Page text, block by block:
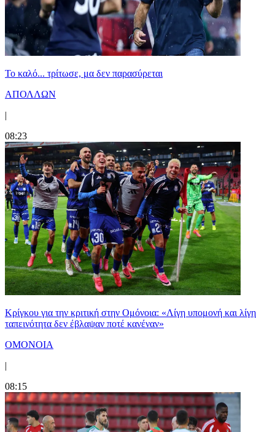
Το καλό... τρίτωσε, μα δεν παρασύρεται
ΑΠΟΛΛΩΝ
|
08:23
Κρίγκου για την κριτική στην Ομόνοια: «Λίγη υπομονή και λίγη
ταπεινότητα δεν έβλαψαν ποτέ κανέναν»
ΟΜΟΝΟΙΑ
|
08:15